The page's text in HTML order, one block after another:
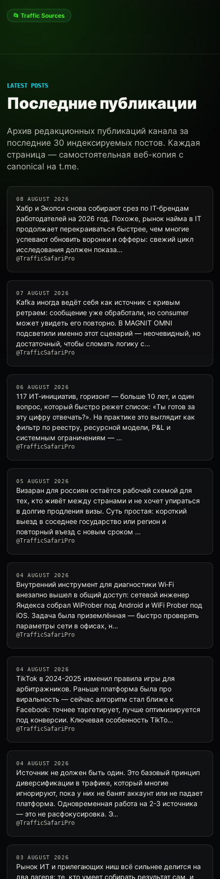
📂 Traffic Sources
LATEST POSTS
Последние публикации
Архив редакционных публикаций канала за
последние 30 индексируемых постов. Каждая
страница — самостоятельная веб-копия с
canonical на t.me.
08 AUGUST 2026
Хабр и Экопси снова собирают срез по IT-брендам
работодателей на 2026 год. Похоже, рынок найма в IT
продолжает перекраиваться быстрее, чем многие
успевают обновить воронки и офферы: свежий цикл
исследования должен показа…
@TrafficSafariPro
07 AUGUST 2026
Kafka иногда ведёт себя как источник с кривым
ретраем: сообщение уже обработали, но consumer
может увидеть его повторно. В MAGNIT OMNI
подсветили именно этот сценарий — неочевидный, но
достаточный, чтобы сломать логику с…
@TrafficSafariPro
06 AUGUST 2026
117 ИТ-инициатив, горизонт — больше 10 лет, и один
вопрос, который быстро режет список: «Ты готов за
эту цифру отвечать?». На практике это выглядит как
фильтр по реестру, ресурсной модели, P&L и
системным ограничениям — …
@TrafficSafariPro
05 AUGUST 2026
Визаран для россиян остаётся рабочей схемой для
тех, кто живёт между странами и не хочет упираться
в долгие продления визы. Суть простая: короткий
выезд в соседнее государство или регион и
повторный въезд с новым сроком …
@TrafficSafariPro
04 AUGUST 2026
Внутренний инструмент для диагностики Wi‑Fi
внезапно вышел в общий доступ: сетевой инженер
Яндекса собрал WiProber под Android и WiFi Prober под
iOS. Задача была приземлённая — быстро проверять
параметры сети в офисах, н…
@TrafficSafariPro
04 AUGUST 2026
TikTok в 2024-2025 изменил правила игры для
арбитражников. Раньше платформа была про
виральность — сейчас алгоритм стал ближе к
Facebook: точнее таргетирует, лучше оптимизируется
под конверсии. Ключевая особенность TikTo…
@TrafficSafariPro
04 AUGUST 2026
Источник не должен быть один. Это базовый принцип
диверсификации в трафике, который многие
игнорируют, пока у них не банят аккаунт или не падает
платформа. Одновременная работа на 2-3 источника
— это не расфокусировка. Э…
@TrafficSafariPro
03 AUGUST 2026
Рынок ИТ и прилегающих ниш всё сильнее делится на
два лагеря: те, кто умеет собирать результат сам, и